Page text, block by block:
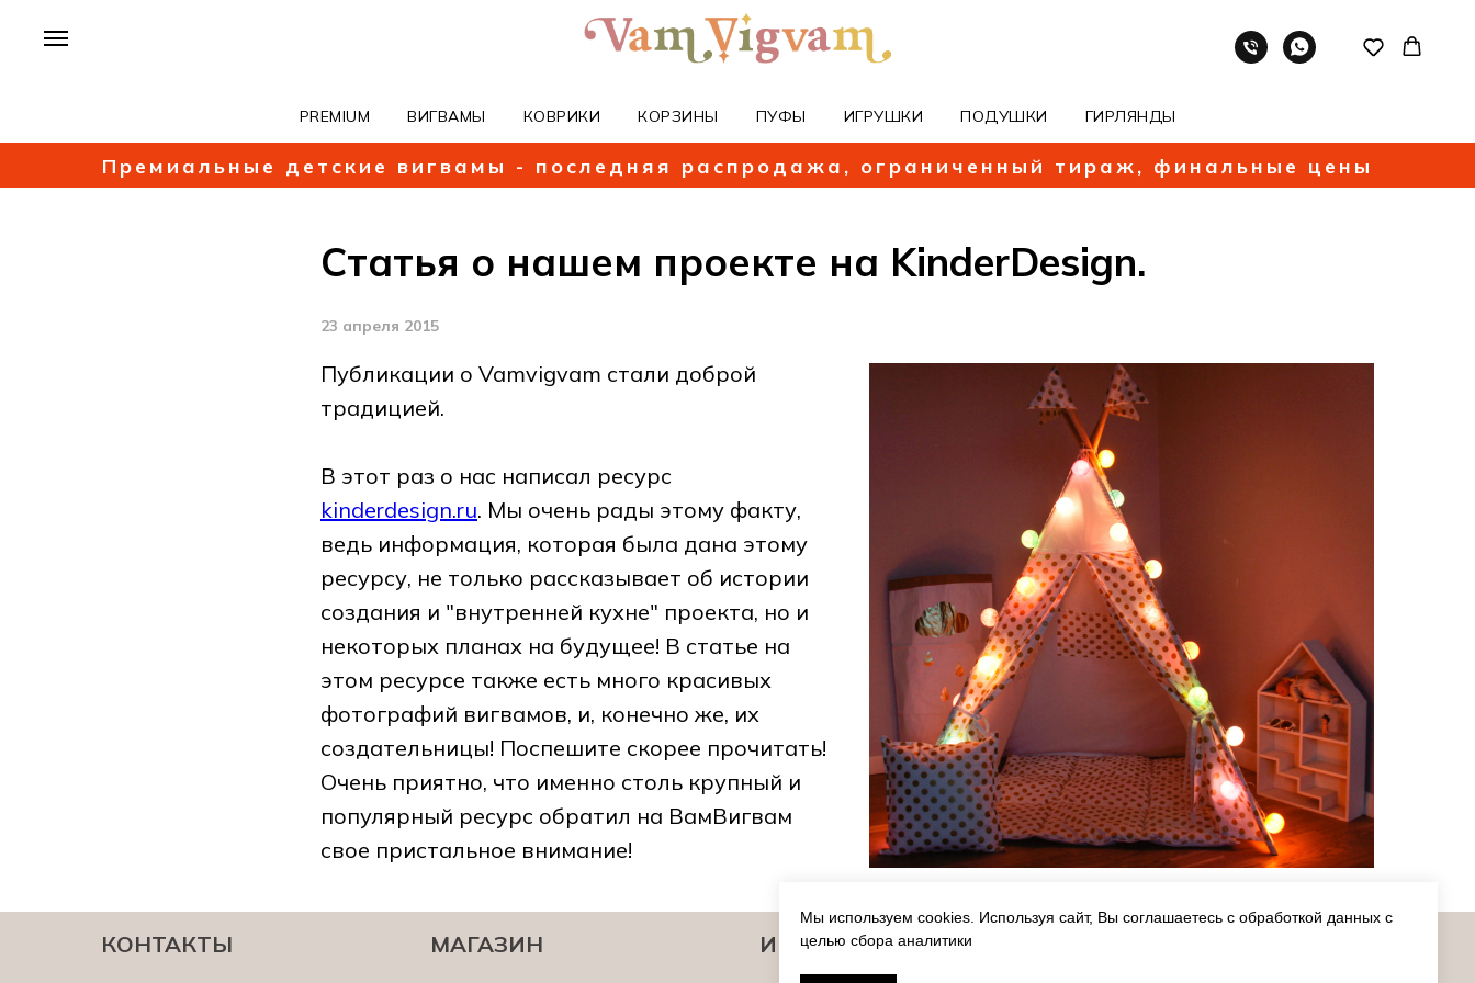
PREMIUM ВИГВАМЫ КОВРИКИ КОРЗИНЫ ПУФЫ ИГРУШКИ ПОДУШКИ ГИРЛЯНДЫ
Премиальные детские вигвамы - последняя распродажа, ограниченный тираж, финальные цены
Статья о нашем проекте на KinderDesign.
23 апреля 2015
Публикации о Vamvigvam стали доброй
традицией.
В этот раз о нас написал ресурс
kinderdesign.ru. Мы очень рады этому факту,
ведь информация, которая была дана этому
ресурсу, не только рассказывает об истории
создания и "внутренней кухне" проекта, но и
некоторых планах на будущее! В статье на
этом ресурсе также есть много красивых
фотографий вигвамов, и, конечно же, их
создательницы! Поспешите скорее прочитать!
Очень приятно, что именно столь крупный и
популярный ресурс обратил на ВамВигвам
свое пристальное внимание!
КОНТАКТЫ МАГАЗИН ИНФОРМАЦИЯ
Мы используем cookies. Используя сайт, Вы соглашаетесь с обработкой данных с
целью сбора аналитики